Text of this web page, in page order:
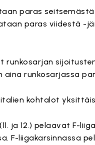
paras
paras viidestä -
runkosarjassa
kohtalot
ja 12.) pelaavat F-
F-liigakarsinnassa